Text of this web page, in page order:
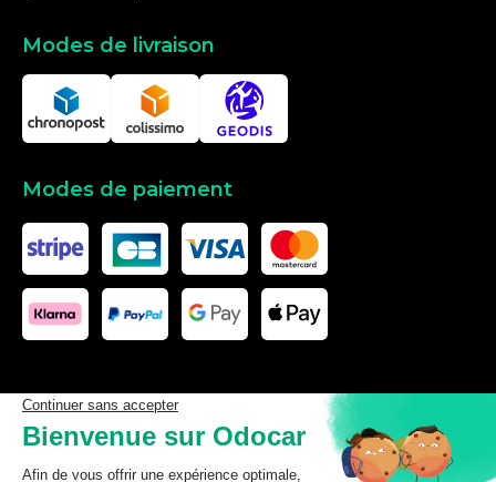
Modes de livraison
Modes de paiement
Les données affichées ici, particulièrement la base de donnée
complète, ne doivent pas être copiées. Il est interdit d’exploiter les
données ou la base de données complète, de laisser un tiers les
exploiter, ni de les rendre accessible à un tiers, sans accord